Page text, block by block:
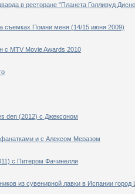
в ресторане "Планета Голливуд
съемках Помни меня (14/15 июня 2009)
с MTV Movie Awards 2010
den (2012) с Джексоном
и с Алексом Меразом
с Питером Фачинелли
из сувенирной лавки в Испании город